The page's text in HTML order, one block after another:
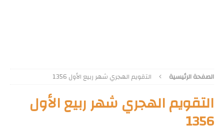
الصفحة الرئيسية التقويم الهجري شهر ربيع الأول 1356
التقويم الهجري شهر ربيع الأول
1356